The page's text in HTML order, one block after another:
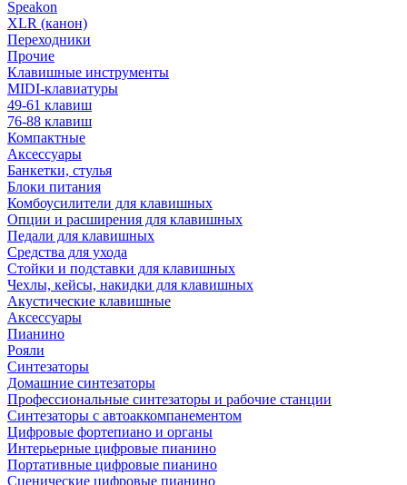
Speakon
XLR (канон)
Переходники
Прочие
Клавишные инструменты
MIDI-клавиатуры
49-61 клавиш
76-88 клавиш
Компактные
Аксессуары
Банкетки, стулья
Блоки питания
Комбоусилители для клавишных
Опции и расширения для клавишных
Педали для клавишных
Средства для ухода
Стойки и подставки для клавишных
Чехлы, кейсы, накидки для клавишных
Акустические клавишные
Аксессуары
Пианино
Рояли
Синтезаторы
Домашние синтезаторы
Профессиональные синтезаторы и рабочие станции
Синтезаторы с автоаккомпанементом
Цифровые фортепиано и органы
Интерьерные цифровые пианино
Портативные цифровые пианино
Сценические цифровые пианино